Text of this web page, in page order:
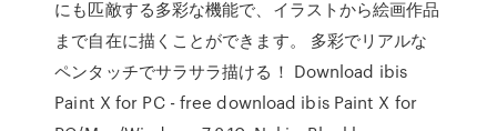
にも匹敵する多彩な機能で、イラストから絵画作品
まで自在に描くことができます。 多彩でリアルな
ペンタッチでサラサラ描ける！ Download ibis
Paint X for PC - free download ibis Paint X for